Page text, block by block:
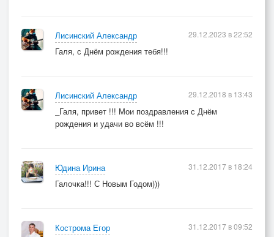
Лисинский Александр
Галя, с Днём рождения тебя!!!
29.12.2023 в 22:52
Лисинский Александр
_Галя, привет !!! Мои поздравления с Днём
рождения и удачи во всём !!!
29.12.2018 в 13:43
Юдина Ирина
Галочка!!! С Новым Годом)))
31.12.2017 в 18:24
Кострома Егор
31.12.2017 в 09:52